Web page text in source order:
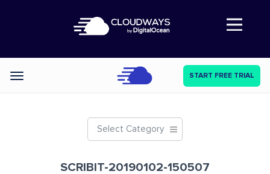
Abre a navegação
Categories START FREE TRIAL
Select Category
SCRIBIT-20190102-150507